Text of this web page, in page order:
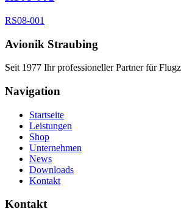
RS08-001
Avionik Straubing
Seit 1977 Ihr professioneller Partner für
Navigation
Startseite
Leistungen
Shop
Unternehmen
News
Downloads
Kontakt
Kontakt